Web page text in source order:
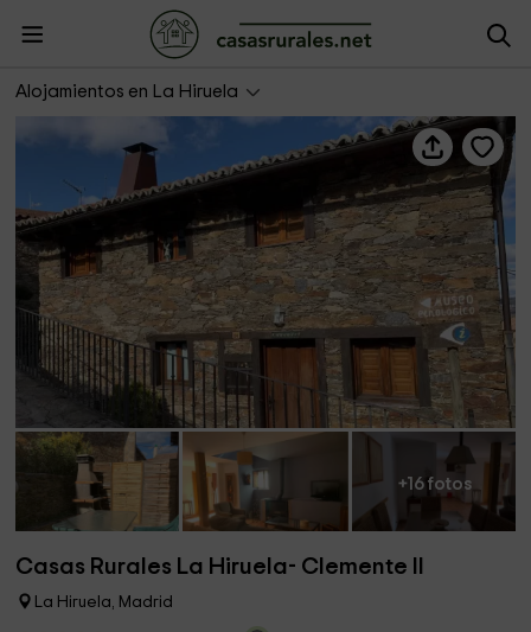
Alojamientos en La Hiruela
Casas Rurales La Hiruela- Clemente II
+16 fotos
Casas Rurales La Hiruela- Clemente II
La Hiruela, Madrid